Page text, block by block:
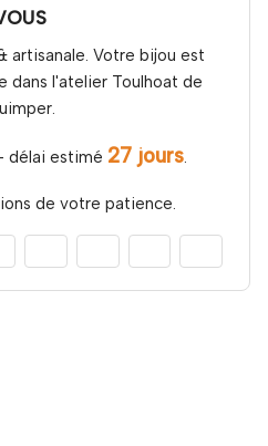
artisanale. Votre bijou est
dans l'atelier Toulhoat de
estimé 27 jours.
de votre patience.